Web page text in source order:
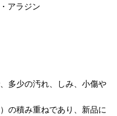
アラジン
多少の汚れ、しみ、小傷や
の積み重ねであり、新品に